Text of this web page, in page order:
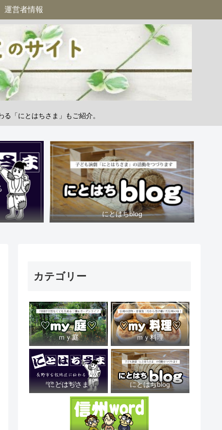
「にとはちさま」もご紹介。
運営者情報
にとはちblog
カテゴリー
ｍｙ庭 ｍｙ料理
にとはちさま にとはちblog